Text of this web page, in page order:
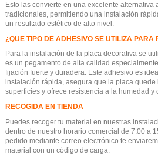
Esto las convierte en una excelente alternativa
tradicionales, permitiendo una instalación
un resultado estético de alto nivel.
¿QUE TIPO DE ADHESIVO SE UTILIZA
Para la instalación de la placa decorativa se
es un pegamento de alta calidad
fijación fuerte y duradera. Este adhesivo es
instalación rápida, asegura que la placa
superficies y ofrece resistencia a la humedad y
RECOGIDA EN TIENDA
Puedes recoger tu material en nuestras
dentro de nuestro horario comercial de 7:00 a
pedido mediante correo electrónico te
material con un código de carga.